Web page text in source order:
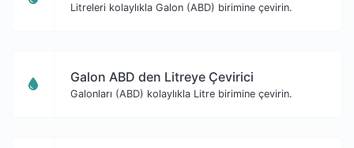
Litreleri kolaylıkla Galon (ABD) birimine çevirin.
Galon ABD den Litreye Çevirici
Galonları (ABD) kolaylıkla Litre birimine çevirin.